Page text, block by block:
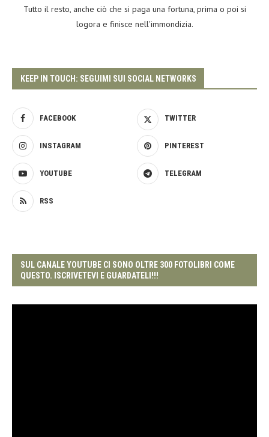
Tutto il resto, anche ciò che si paga una fortuna, prima o poi si
logora e finisce nell'immondizia.
KEEP IN TOUCH: SEGUIMI SUI SOCIAL NETWORKS
FACEBOOK TWITTER
INSTAGRAM PINTEREST
YOUTUBE TELEGRAM
RSS
SUL CANALE YOUTUBE CI SONO OLTRE 300 FOTOLIBRI COME
QUESTO. ISCRIVETEVI E GUARDATELI!!!